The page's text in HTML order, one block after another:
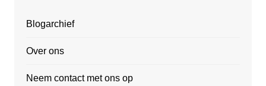
Blogarchief
Over ons
Neem contact met ons op